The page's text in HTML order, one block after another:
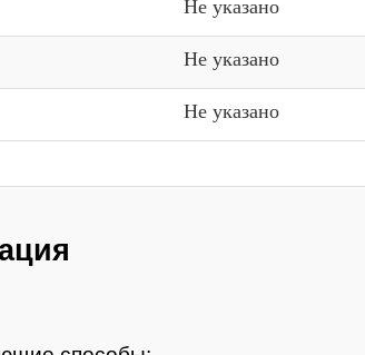
Не указано
Не указано
Не указано